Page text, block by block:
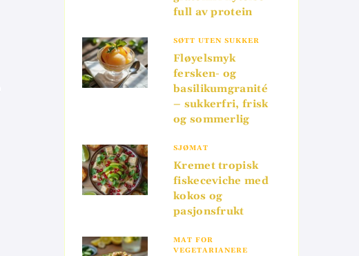
full av protein
SØTT UTEN SUKKER
Fløyelsmyk
fersken- og
basilikumgranité
– sukkerfri, frisk
og sommerlig
SJØMAT
Kremet tropisk
fiskeceviche med
kokos og
pasjonsfrukt
MAT FOR
VEGETARIANERE